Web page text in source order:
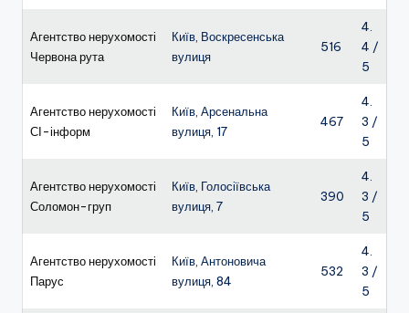
Агентство нерухомості
Червона рута
Київ, Воскресенська
вулиця
516
4.
4 /
5
Агентство нерухомості
СІ-інформ
Київ, Арсенальна
вулиця, 17
467
4.
3 /
5
Агентство нерухомості
Соломон-груп
Київ, Голосіївська
вулиця, 7
390
4.
3 /
5
Агентство нерухомості
Парус
Київ, Антоновича
вулиця, 84
532
4.
3 /
5